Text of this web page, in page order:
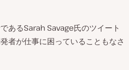
あるSarah Savage氏のツイート
者が仕事に困っていることもなさ